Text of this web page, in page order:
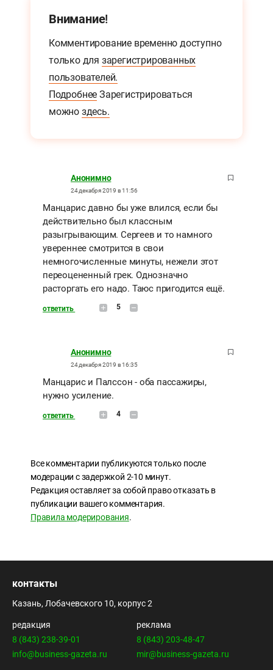
Внимание!
Комментирование временно доступно
только для зарегистрированных
пользователей.
Подробнее Зарегистрироваться
можно здесь.
Анонимно
24 декабря 2019 в 11:56
Манцарис давно бы уже влился, если бы
действительно был классным
разыгрывающим. Сергеев и то намного
увереннее смотрится в свои
немногочисленные минуты, нежели этот
переоцененный грек. Однозначно
расторгать его надо. Таюс пригодится ещё.
ответить 5
Анонимно
24 декабря 2019 в 16:35
Манцарис и Палссон - оба пассажиры,
нужно усиление.
ответить 4
Все комментарии публикуются только после
модерации с задержкой 2-10 минут.
Редакция оставляет за собой право отказать в
публикации вашего комментария.
Правила модерирования.
контакты
Казань, Лобачевского 10, корпус 2
редакция
8 (843) 238-39-01
info@business-gazeta.ru
реклама
8 (843) 203-48-47
mir@business-gazeta.ru